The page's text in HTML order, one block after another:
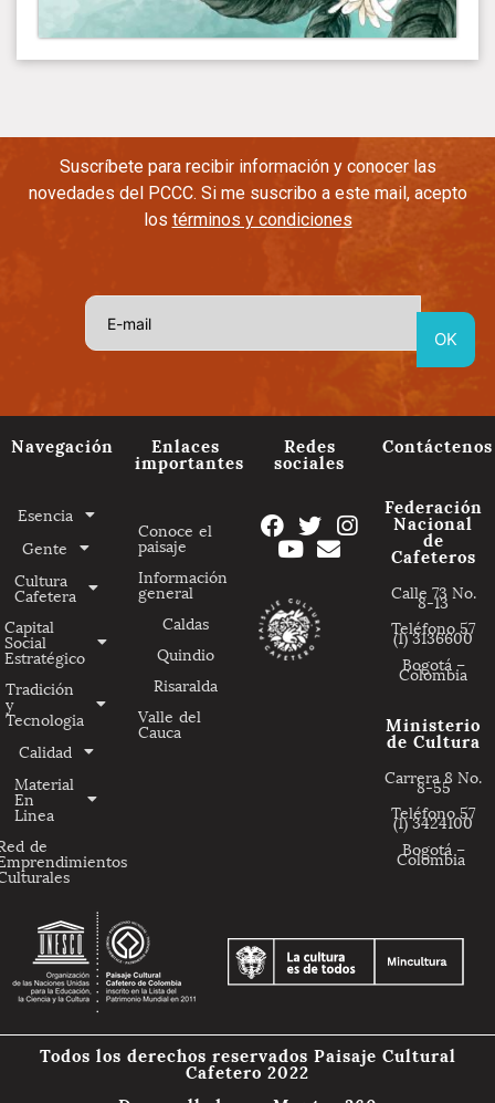
Suscríbete para recibir información y conocer las
novedades del PCCC. Si me suscribo a este mail, acepto
los términos y condiciones
Navegación
Esencia
Gente
Cultura
Cafetera
Capital
Social
Estratégico
Tradición
y
Tecnologia
Calidad
Material
En
Linea
de
Enlaces
importantes
Conoce el
paisaje
Información
general
Caldas
Quindio
Risaralda
Valle del
Cauca
Redes
sociales
Contáctenos
Federación
Nacional
de
Cafeteros
Calle 73 No.
8-13
Teléfono 57
(1) 3136600
Bogotá –
Colombia
Ministerio
de Cultura
Carrera 8 No.
8-55
Teléfono 57
(1) 3424100
Bogotá –
Colombia
Todos los derechos reservados Paisaje Cultural
Cafetero 2022